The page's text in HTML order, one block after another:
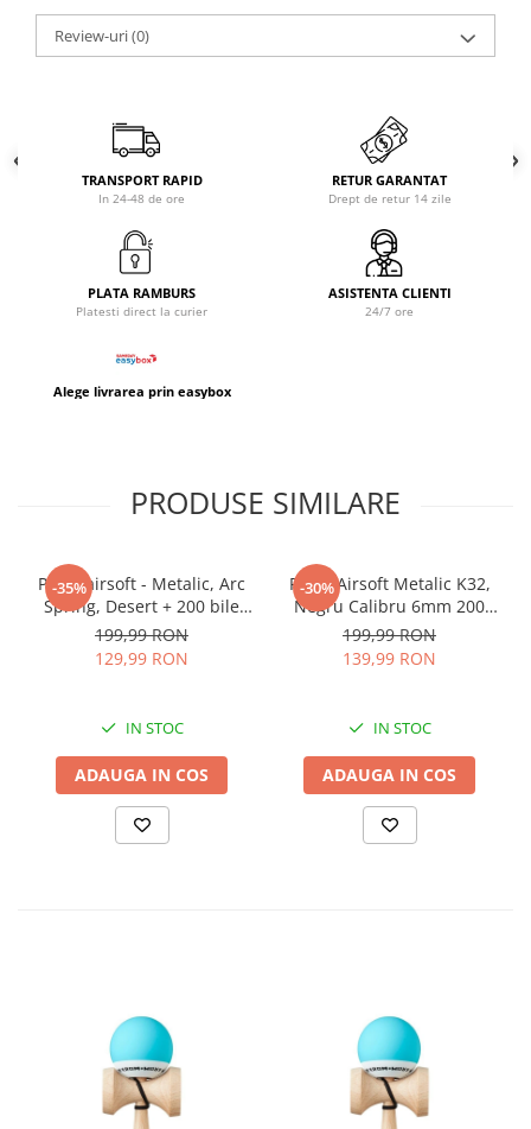
Review-uri(0)
TRANSPORT RAPID
In 24-48 de ore
RETUR GARANTAT
Drept de retur 14 zile
PLATA RAMBURS
Platesti direct la curier
ASISTENTA CLIENTI
24/7 ore
Alege livrarea prin easybox
PRODUSE SIMILARE
-35%
Pistol airsoft - Metalic, Arc
Spring, Desert + 200 bile
Profesionale 0.20, K33
199,99 RON
129,99 RON
IN STOC
ADAUGA IN COS
-30%
Pistol Airsoft Metalic K32,
Negru Calibru 6mm 200
Bile Profesionale
199,99 RON
139,99 RON
IN STOC
ADAUGA IN COS